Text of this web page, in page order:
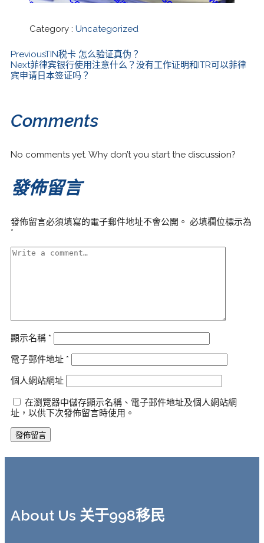
Category : Uncategorized
PreviousTIN税卡 怎么验证真伪？
Next菲律宾银行使用注意什么？没有工作证明和ITR可以菲律
宾申请日本签证吗？
Comments
No comments yet. Why don’t you start the discussion?
發佈留言
發佈留言必須填寫的電子郵件地址不會公開。 必填欄位標示為
*
顯示名稱 *
電子郵件地址 *
個人網站網址
在瀏覽器中儲存顯示名稱、電子郵件地址及個人網站網
址，以供下次發佈留言時使用。
About Us 关于998移民